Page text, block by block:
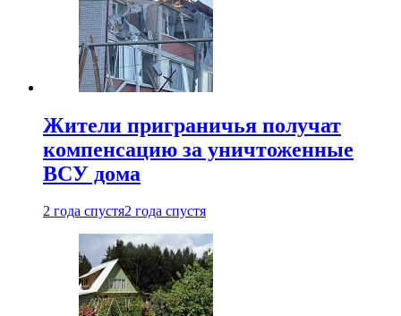
Жители приграничья получат
компенсацию за уничтоженные
ВСУ дома
2 года спустя2 года спустя